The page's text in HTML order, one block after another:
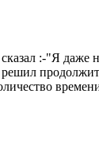
:-"Я даже